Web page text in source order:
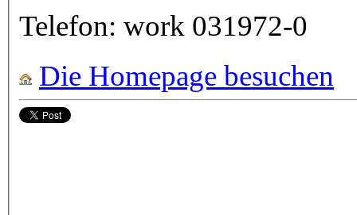
Telefon: work 031972-0
Die Homepage besuchen